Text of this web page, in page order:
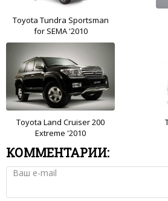
Toyota Tundra Sportsman
for SEMA '2010
Toyota Land Cruiser 200
Extreme '2010
КОММЕНТАРИИ:
Ваш e-mail